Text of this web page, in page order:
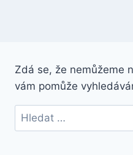
Zdá se, že nemůžeme
vám pomůže
Vyhledávání